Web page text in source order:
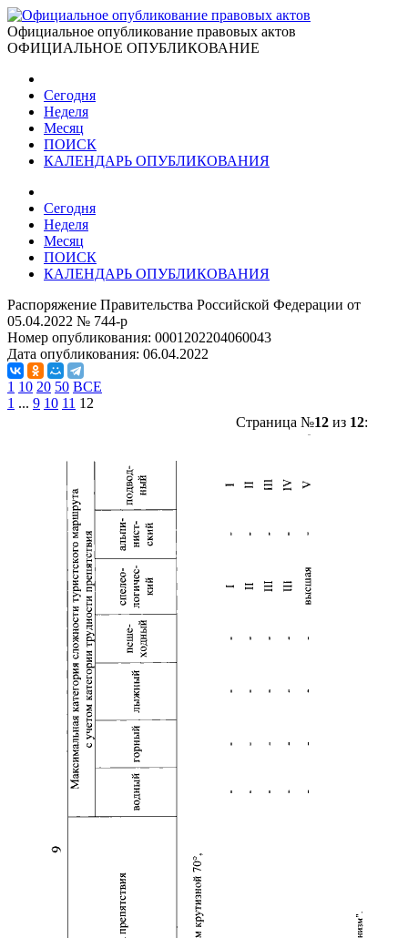
Официальное опубликование правовых актов
ОФИЦИАЛЬНОЕ ОПУБЛИКОВАНИЕ
Сегодня
Неделя
Месяц
ПОИСК
КАЛЕНДАРЬ ОПУБЛИКОВАНИЯ
Сегодня
Неделя
Месяц
ПОИСК
КАЛЕНДАРЬ ОПУБЛИКОВАНИЯ
Распоряжение Правительства Российской Федерации от
05.04.2022 № 744-р
Номер опубликования: 0001202204060043
Дата опубликования: 06.04.2022
1 10 20 50 ВСЕ
1 ... 9 10 11 12
Страница №12из 12: